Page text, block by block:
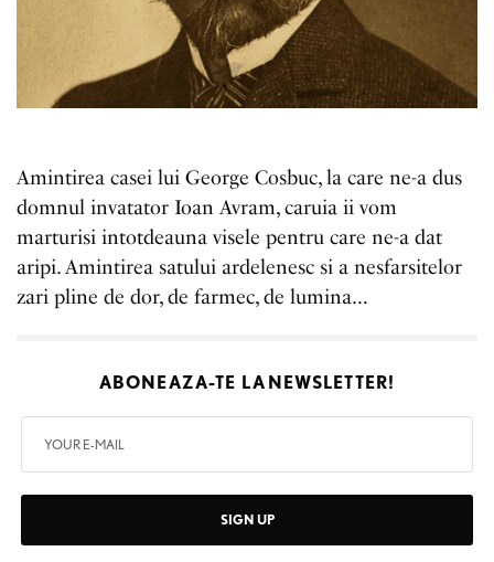
Amintirea casei lui George Cosbuc, la care ne-a dus
domnul invatator Ioan Avram, caruia ii vom
marturisi intotdeauna visele pentru care ne-a dat
aripi. Amintirea satului ardelenesc si a nesfarsitelor
zari pline de dor, de farmec, de lumina…
ABONEAZA-TE LA NEWSLETTER!
SIGN UP